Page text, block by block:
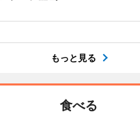
もっと見る
食べる